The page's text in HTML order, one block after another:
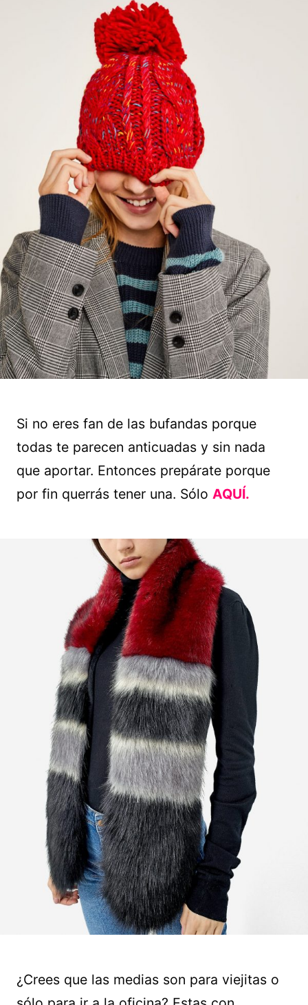
Si no eres fan de las bufandas porque
todas te parecen anticuadas y sin nada
que aportar. Entonces prepárate porque
por fin querrás tener una. Sólo AQUÍ.
¿Crees que las medias son para viejitas o